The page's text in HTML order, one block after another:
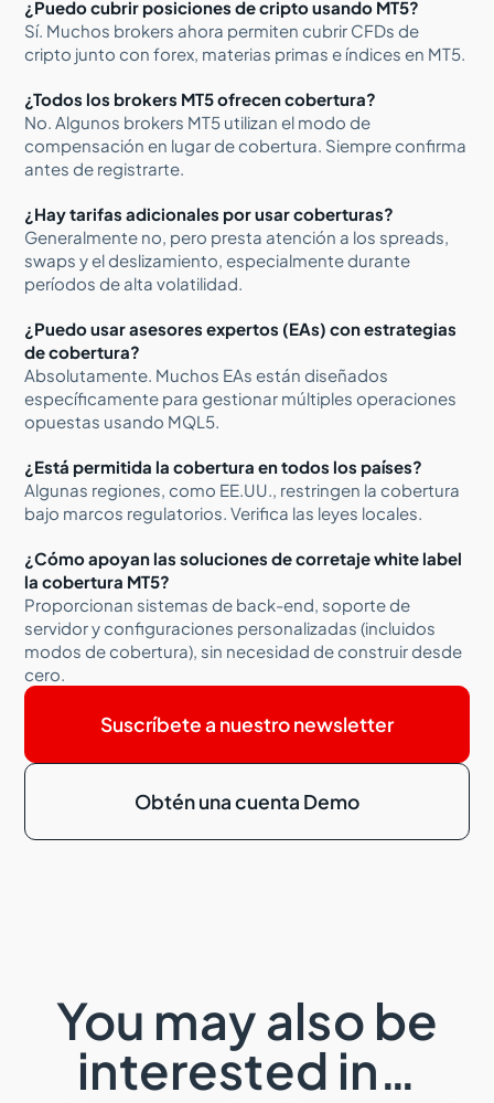
¿Puedo cubrir posiciones de cripto usando MT5?
Sí. Muchos brokers ahora permiten cubrir CFDs de
cripto junto con forex, materias primas e índices en MT5.
¿Todos los brokers MT5 ofrecen cobertura?
No. Algunos brokers MT5 utilizan el modo de
compensación en lugar de cobertura. Siempre confirma
antes de registrarte.
¿Hay tarifas adicionales por usar coberturas?
Generalmente no, pero presta atención a los spreads,
swaps y el deslizamiento, especialmente durante
períodos de alta volatilidad.
¿Puedo usar asesores expertos (EAs) con estrategias
de cobertura?
Absolutamente. Muchos EAs están diseñados
específicamente para gestionar múltiples operaciones
opuestas usando MQL5.
¿Está permitida la cobertura en todos los países?
Algunas regiones, como EE.UU., restringen la cobertura
bajo marcos regulatorios. Verifica las leyes locales.
¿Cómo apoyan las soluciones de corretaje white label
la cobertura MT5?
Proporcionan sistemas de back-end, soporte de
servidor y configuraciones personalizadas (incluidos
modos de cobertura), sin necesidad de construir desde
cero.
Suscríbete a nuestro newsletter
Obtén una cuenta Demo
You may also be
interested in…